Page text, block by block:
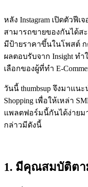
หลัง Instagram เปิดตัวฟีเจ
สามารถขายของกันได้ส
มีป้ายราคาขึ้นในโพสต์
ผลตอบรับจาก Insight ท
เลือกของผู้ที่ทำ E-
วันนี้ thumbsup จึงมาแนะ
Shopping เพื่อให้เหล่า
แพลตฟอร์มนี้กันได้ง่ายม
กล่าวมีดังนี้
1. มีคุณสมบัติต